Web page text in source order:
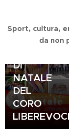
Sport, cultura,
da non
03.01.2026
DI
NATALE
DEL
CORO
LIBEREVOCI
15.11.2025
de-